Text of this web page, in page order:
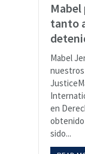
tanto
Mabel
en
obtenido
sido...